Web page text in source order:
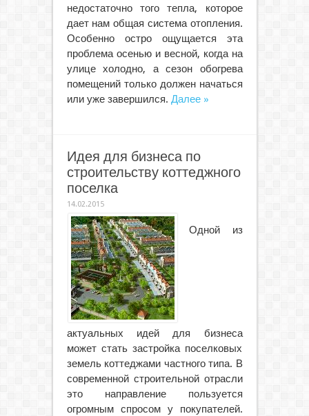
недостаточно того тепла, которое
дает нам общая система отопления.
Особенно остро ощущается эта
проблема осенью и весной, когда на
улице холодно, а сезон обогрева
помещений только должен начаться
или уже завершился. Далее »
Идея для бизнеса по
строительству коттеджного
поселка
14.02.2015
Одной из
актуальных идей для бизнеса
может стать застройка поселковых
земель коттеджами частного типа. В
современной строительной отрасли
это направление пользуется
огромным спросом у покупателей.